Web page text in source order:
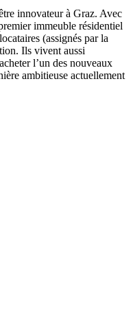
innovateur à Graz. Avec
immeuble résidentiel
(assignés par la
Ils vivent aussi
l’un des nouveaux
ambitieuse actuellement